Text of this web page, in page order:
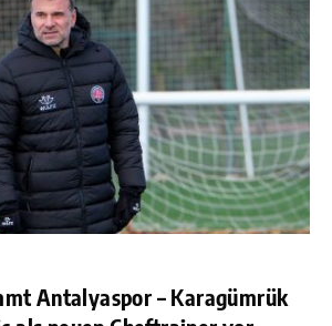
Antalyaspor – Karagümrük